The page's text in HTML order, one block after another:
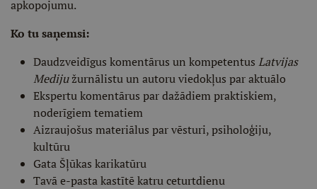
apkopojumu.
Ko tu saņemsi:
Daudzveidīgus komentārus un kompetentus Latvijas
Medijužurnālistu un autoru viedokļus par aktuālo
Ekspertu komentārus par dažādiem praktiskiem,
noderīgiem tematiem
Aizraujošus materiālus par vēsturi, psiholoģiju,
kultūru
Gata Šļūkas karikatūru
Tavā e-pasta kastītē katru ceturtdienu